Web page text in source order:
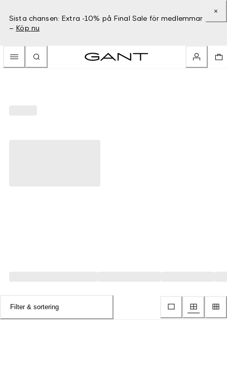
Sista chansen: Extra -10% på Final Sale för medlemmar
– Köp nu
Filter & sortering